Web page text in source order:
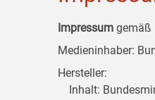
Impressum gemäß
Medieninhaber:
Hersteller:
Inhalt: